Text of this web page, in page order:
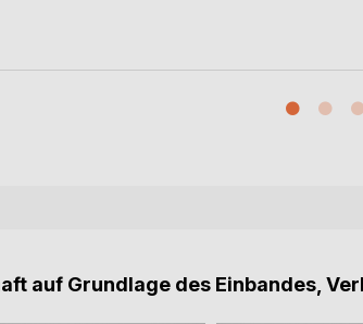
auf Grundlage des Einbandes,